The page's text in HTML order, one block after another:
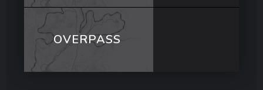
OVERPASS